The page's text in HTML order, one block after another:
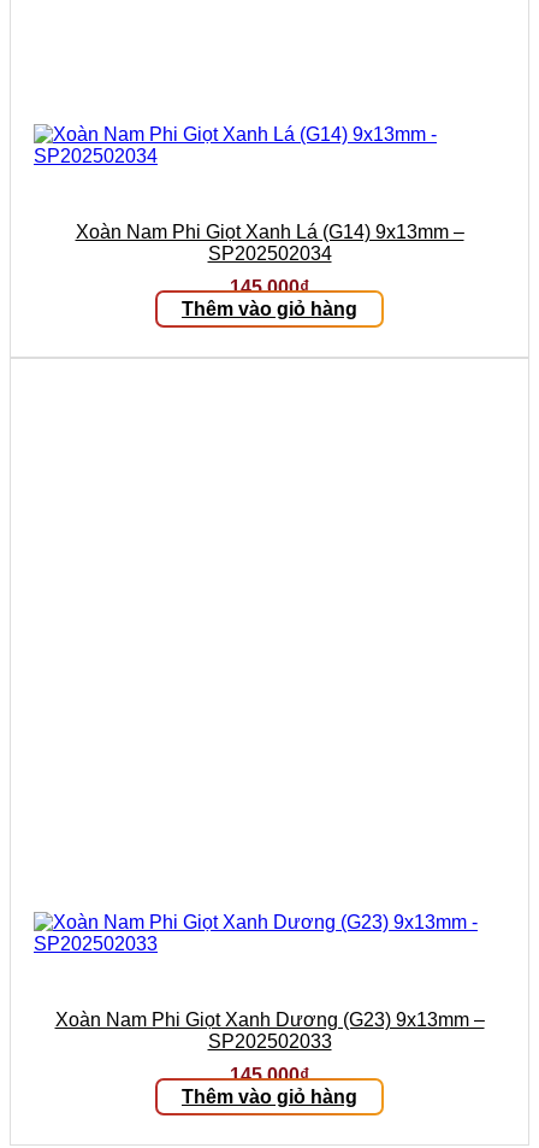
Xoàn Nam Phi Giọt Xanh Lá (G14) 9x13mm –
SP202502034
145.000₫
Thêm vào giỏ hàng
Xoàn Nam Phi Giọt Xanh Dương (G23) 9x13mm –
SP202502033
145.000₫
Thêm vào giỏ hàng